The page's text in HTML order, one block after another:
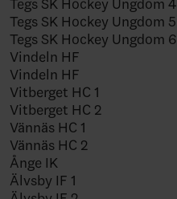
Tegs SK Hockey Ungdom 4
Tegs SK Hockey Ungdom 5
Tegs SK Hockey Ungdom 6
Vindeln HF
Vindeln HF
Vitberget HC 1
Vitberget HC 2
Vännäs HC 1
Vännäs HC 2
Ånge IK
Älvsby IF 1